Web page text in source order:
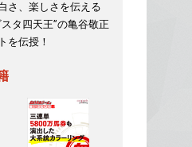
さ、楽しさを伝える
タ四天王”の亀谷敬正
を伝授！